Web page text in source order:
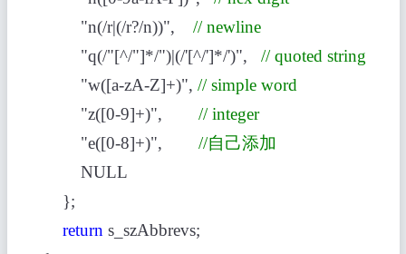
"n(/r|(/r?/n))",
// newline
"q(/"[^/"]*/")|(/'[^/']*/')",
// quoted string
"w([a-zA-Z]+)", // simple word
"z([0-9]+)",
// integer
"e([0-8]+)",
//自己添加
NULL
};
return s_szAbbrevs;